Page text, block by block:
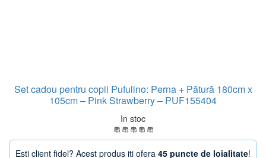
Set cadou pentru copii Pufulino: Perna + Pătură 180cm x
105cm – Pink Strawberry – PUF155404
In stoc
Esti client fidel? Acest produs iti ofera 45 puncte de loialitate!